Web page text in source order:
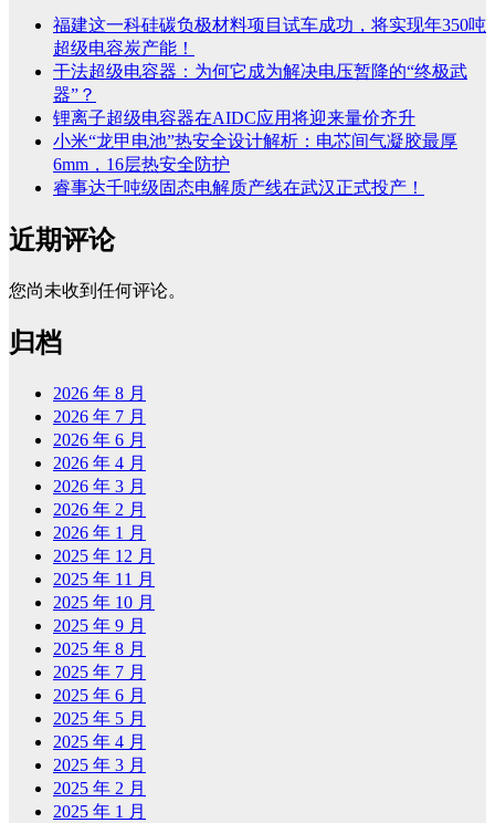
福建这一科硅碳负极材料项目试车成功，将实现年350吨
超级电容炭产能！
干法超级电容器：为何它成为解决电压暂降的“终极武
器”？
锂离子超级电容器在AIDC应用将迎来量价齐升
小米“龙甲电池”热安全设计解析：电芯间气凝胶最厚
6mm，16层热安全防护
睿事达千吨级固态电解质产线在武汉正式投产！
近期评论
您尚未收到任何评论。
归档
2026 年 8 月
2026 年 7 月
2026 年 6 月
2026 年 4 月
2026 年 3 月
2026 年 2 月
2026 年 1 月
2025 年 12 月
2025 年 11 月
2025 年 10 月
2025 年 9 月
2025 年 8 月
2025 年 7 月
2025 年 6 月
2025 年 5 月
2025 年 4 月
2025 年 3 月
2025 年 2 月
2025 年 1 月